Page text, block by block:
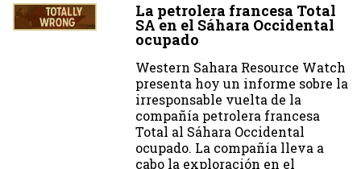
La petrolera francesa Total
SA en el Sáhara Occidental
ocupado
Western Sahara Resource Watch
presenta hoy un informe sobre la
irresponsable vuelta de la
compañía petrolera francesa
Total al Sáhara Occidental
ocupado. La compañía lleva a
cabo la exploración en el